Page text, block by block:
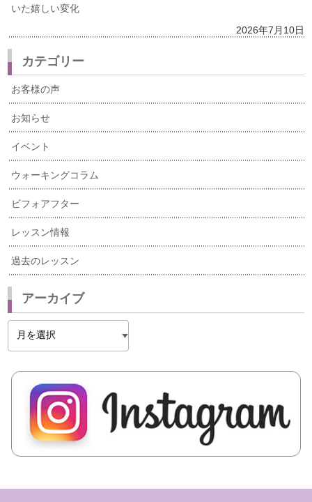
いた嬉しい変化
2026年7月10日
カテゴリー
お客様の声
お知らせ
イベント
ウォーキングコラム
ビフォアフター
レッスン情報
過去のレッスン
アーカイブ
ア
カ
イ